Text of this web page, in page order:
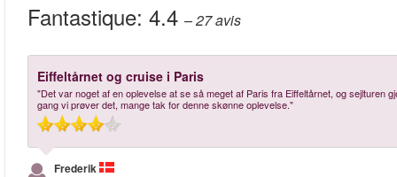
Fantastique: 4.4 – 27avis
Eiffeltårnet og cruise i Paris
"Det var noget af en oplevelse at se så meget af Paris fra Eiffeltårnet, og
gang vi prøver det, mange tak for denne skønne oplevelse."
Frederik